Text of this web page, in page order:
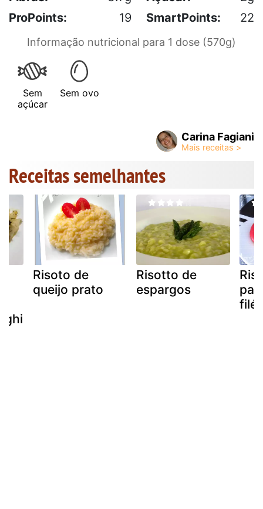
ProPoints:
19 SmartPoints: 22
Informação nutricional para 1 dose (570g)
Sem
açúcar
Sem ovo
Carina Fagiani
Receitas semelhantes
Risoto de
queijo prato
Risotto de
espargos
filé